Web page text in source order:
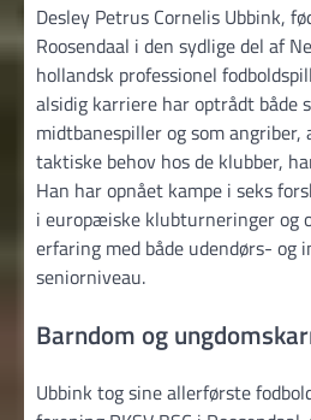
Desley Petrus Cornelis Ubbink,
Roosendaal i den sydlige del af
hollandsk professionel
alsidig karriere har optrådt både
midtbanespiller og som
taktiske behov hos de klubber,
Han har opnået kampe i seks
i europæiske klubturneringer og
erfaring med både udendørs- og
seniorniveau.
Barndom og
Ubbink tog sine allerførste